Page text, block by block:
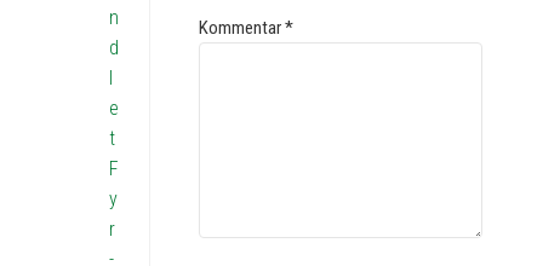
Kommentar*
n
d
l
e
t
F
y
r
-